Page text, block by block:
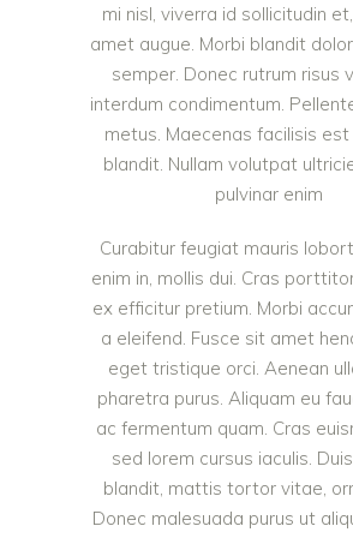
mi nisl, viverra id sollicitudin
amet augue. Morbi blandit
semper. Donec rutrum risus
interdum condimentum.
metus. Maecenas facilisis
blandit. Nullam volutpat
pulvinar enim
Curabitur feugiat mauris
enim in, mollis dui. Cras
ex efficitur pretium. Morbi
a eleifend. Fusce sit amet
eget tristique orci. Aenean
pharetra purus. Aliquam eu
ac fermentum quam. Cras
sed lorem cursus iaculis.
blandit, mattis tortor vitae,
Donec malesuada purus ut